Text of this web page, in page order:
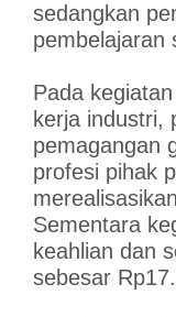
sedangkan
pembelajaran
Pada
kerja industri,
pemagangan
profesi pihak
Sementara
keahlian dan
sebesar